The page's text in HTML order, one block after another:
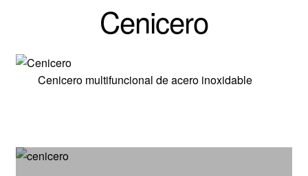
Cenicero
Cenicero multifuncional de acero inoxidable